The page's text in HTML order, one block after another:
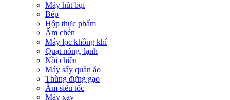
Máy hút bụi
Bếp
Hộp thực phẩm
Ấm chén
Máy lọc không khí
Quạt nóng, lạnh
Nồi chiên
Máy sấy quần áo
Thùng đựng gạo
Ấm siêu tốc
Máy xay